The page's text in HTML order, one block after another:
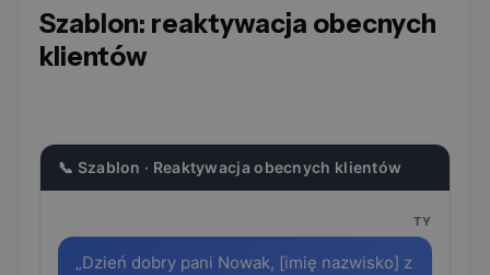
Szablon: reaktywacja obecnych
klientów
📞 Szablon · Reaktywacja obecnych klientów
TY
„Dzień dobry pani Nowak, [imię nazwisko] z